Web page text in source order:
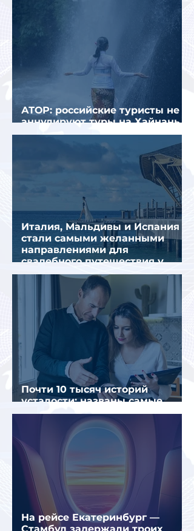
АТОР: российские туристы не
аннулируют туры на Хайнань
из-за тайфуна «Дельфин»
Италия, Мальдивы и Испания
стали самыми желанными
направлениями для
свадебного путешествия у
россиян
Почти 10 тысяч историй
усталости: названы самые
уставшие россияне
На рейсе Екатеринбург —
Стамбул задержали троих